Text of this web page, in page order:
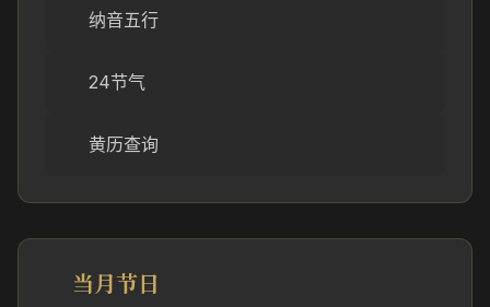
纳音五行
24节气
黄历查询
当月节日